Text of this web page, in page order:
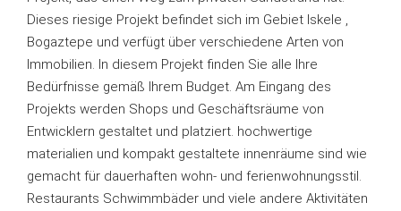
Dieses riesige Projekt befindet sich im Gebiet Iskele ,
Bogaztepe und verfügt über verschiedene Arten von
Immobilien. In diesem Projekt finden Sie alle Ihre
Bedürfnisse gemäß Ihrem Budget. Am Eingang des
Projekts werden Shops und Geschäftsräume von
Entwicklern gestaltet und platziert. hochwertige
materialien und kompakt gestaltete innenräume sind wie
gemacht für dauerhaften wohn- und ferienwohnungsstil.
Restaurants Schwimmbäder und viele andere Aktivitäten